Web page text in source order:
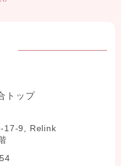
トップ
17-9, Relink